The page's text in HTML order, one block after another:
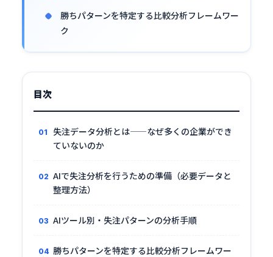
勝ちパターンを特定する比較分析フレームワー
ク
目次
失注データ分析とは——なぜ多くの企業ができ
ていないのか
AIで失注分析を行うための準備（必要データと
整理方法）
AIツール別・失注パターンの分析手順
勝ちパターンを特定する比較分析フレームワー